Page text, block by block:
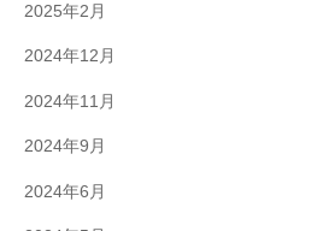
2025年2月
2024年12月
2024年11月
2024年9月
2024年6月